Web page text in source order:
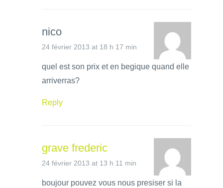
nico
24 février 2013 at 18 h 17 min
quel est son prix et en begique quand elle
arriverras?
Reply
grave frederic
24 février 2013 at 13 h 11 min
boujour pouvez vous nous presiser si la